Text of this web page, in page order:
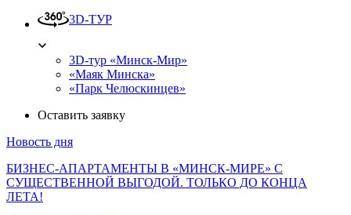
3D-ТУР
3D-тур «Минск-Мир»
«Маяк Минска»
«Парк Челюскинцев»
Оставить заявку
Новость дня
БИЗНЕС-АПАРТАМЕНТЫ В «МИНСК-МИРЕ» С
СУЩЕСТВЕННОЙ ВЫГОДОЙ. ТОЛЬКО ДО КОНЦА
ЛЕТА!